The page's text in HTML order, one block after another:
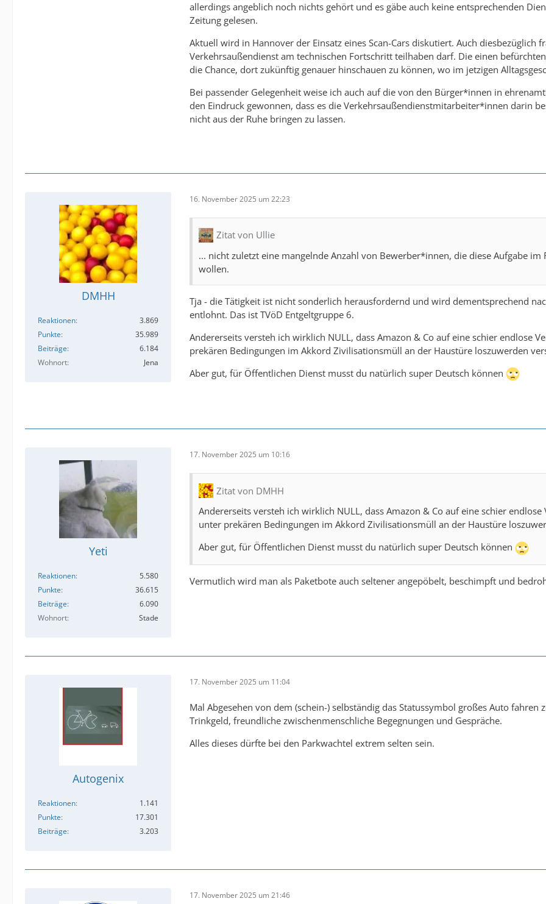
allerdings angeblich noch nichts gehört und es gäbe auch keine entsprechenden
Zeitung gelesen.
Aktuell wird in Hannover der Einsatz eines Scan-Cars diskutiert. Auch diesbezüglich
Verkehrsaußendienst am technischen Fortschritt teilhaben darf. Die einen
die Chance, dort zukünftig genauer hinschauen zu können, wo im jetzigen
Bei passender Gelegenheit weise ich auch auf die von den Bürger*innen in
den Eindruck gewonnen, dass es die Verkehrsaußendienstmitarbeiter*innen darin
nicht aus der Ruhe bringen zu lassen.
DMHH
Reaktionen
3.869
Punkte
35.989
Beiträge
6.184
Wohnort
Jena
16. November 2025 um 22:23
Zitat von Ullie
... nicht zuletzt eine mangelnde Anzahl von Bewerber*innen, die diese Aufgabe
wollen.
Tja - die Tätigkeit ist nicht sonderlich herausfordernd und wird dementsprechend
entlohnt. Das ist TVöD Entgeltgruppe 6.
Andererseits versteh ich wirklich NULL, dass Amazon & Co auf eine schier endlose
prekären Bedingungen im Akkord Zivilisationsmüll an der Haustüre loszuwerden
Aber gut, für Öffentlichen Dienst musst du natürlich super Deutsch können
Yeti
Reaktionen
5.580
Punkte
36.615
Beiträge
6.090
Wohnort
Stade
17. November 2025 um 10:16
Zitat von DMHH
Andererseits versteh ich wirklich NULL, dass Amazon & Co auf eine schier
unter prekären Bedingungen im Akkord Zivilisationsmüll an der Haustüre
Aber gut, für Öffentlichen Dienst musst du natürlich super Deutsch können
Vermutlich wird man als Paketbote auch seltener angepöbelt, beschimpft und
Autogenix
Reaktionen
1.141
Punkte
17.301
Beiträge
3.203
17. November 2025 um 11:04
Mal Abgesehen von dem (schein-) selbständig das Statussymbol großes Auto
Trinkgeld, freundliche zwischenmenschliche Begegnungen und Gespräche.
Alles dieses dürfte bei den Parkwachtel extrem selten sein.
17. November 2025 um 21:46